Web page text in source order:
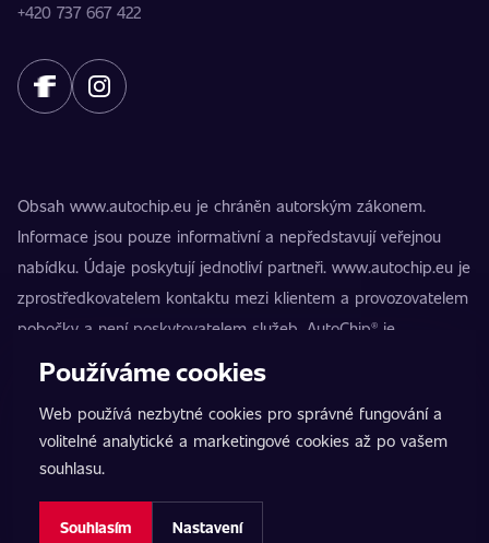
+420 737 667 422
Obsah www.autochip.eu je chráněn autorským zákonem.
Informace jsou pouze informativní a nepředstavují veřejnou
nabídku. Údaje poskytují jednotliví partneři. www.autochip.eu je
zprostředkovatelem kontaktu mezi klientem a provozovatelem
pobočky a není poskytovatelem služeb. AutoChip® je
registrovaná ochranná známka Petra Kučery. Úpravy, které
nezpůsobilosti vozidla k provozu na pozemních komunikacích.
Přesné informace poskytuje vždy konkrétní provozovatel
pobočky.
Nastavení cookies
Používáme cookies
Web používá nezbytné cookies pro správné fungování a
volitelné analytické a marketingové cookies až po vašem
souhlasu.
Souhlasím Nastavení